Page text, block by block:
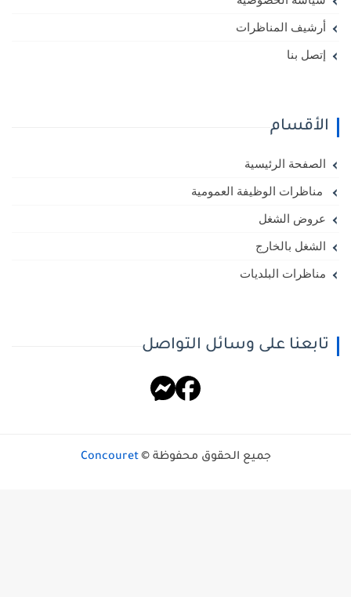
أرشيف المناظرات
إتصل بنا
الأقسام
الصفحة الرئيسية
مناظرات الوظيفة العمومية
عروض الشغل
الشغل بالخارج
مناظرات البلديات
تابعنا على وسائل التواصل
جميع الحقوق محفوظة © Concouret